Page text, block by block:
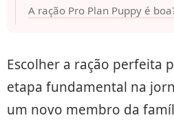
A ração Pro Plan Puppy é
Escolher a ração perfeita
etapa fundamental na
um novo membro da